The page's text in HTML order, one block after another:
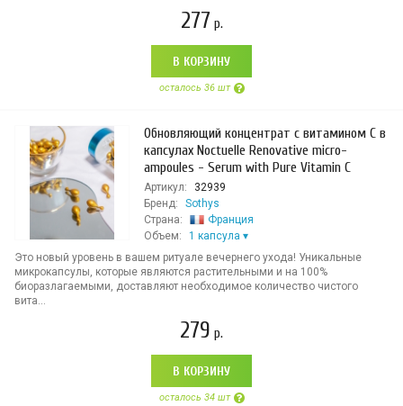
277 р.
В КОРЗИНУ
осталось 36 шт
Обновляющий концентрат с витамином C в
капсулах Noctuelle Renovative micro-
ampoules - Serum with Pure Vitamin C
Артикул:
32939
Бренд:
Sothys
Страна:
Франция
Объем:
1 капсула
Это новый уровень в вашем ритуале вечернего ухода! Уникальные
микрокапсулы, которые являются растительными и на 100%
биоразлагаемыми, доставляют необходимое количество чистого
вита...
279 р.
В КОРЗИНУ
осталось 34 шт